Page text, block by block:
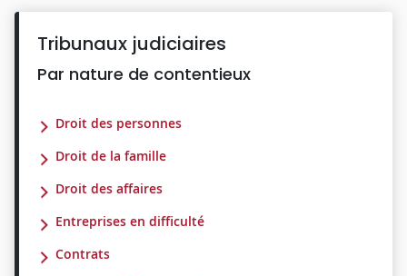
Tribunaux judiciaires
Par nature de contentieux
Droit des personnes
Droit de la famille
Droit des affaires
Entreprises en difficulté
Contrats